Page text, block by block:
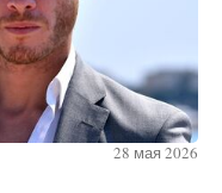
28 мая 2026